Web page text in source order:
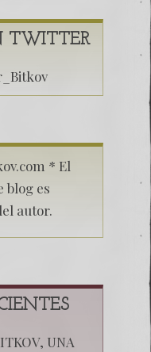
TWITTER
* El
blog es
autor.
UNA